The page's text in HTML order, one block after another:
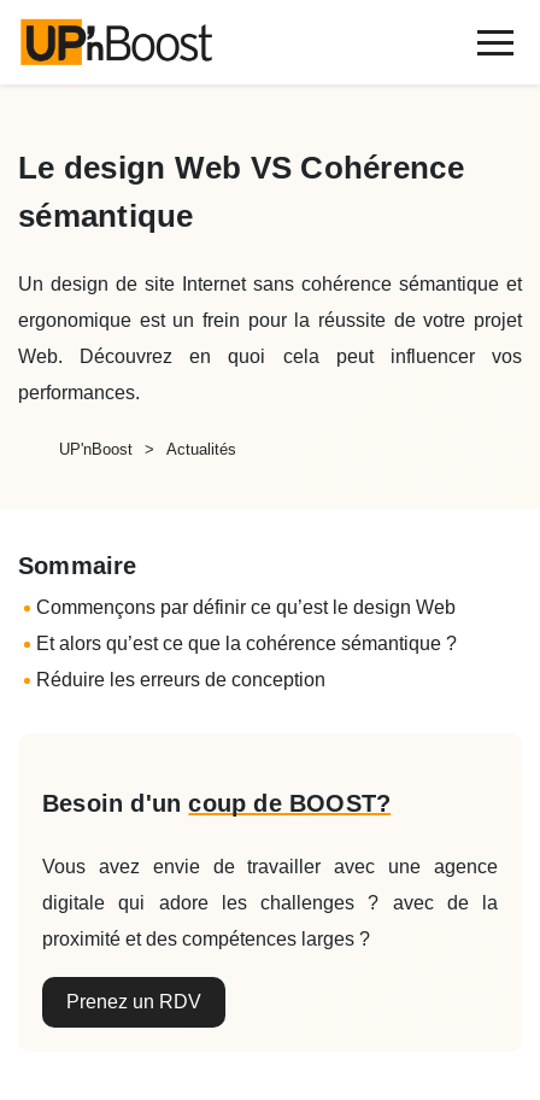
Le design Web VS Cohérence
sémantique
Un design de site Internet sans cohérence sémantique et
ergonomique est un frein pour la réussite de votre projet
Web. Découvrez en quoi cela peut influencer vos
performances.
UP'nBoost Actualités
Sommaire
Commençons par définir ce qu’est le design Web
Et alors qu’est ce que la cohérence sémantique ?
Réduire les erreurs de conception
Besoin d'uncoup de BOOST?
Vous avez envie de travailler avec une agence
digitale qui adore les challenges ? avec de la
proximité et des compétences larges ?
Prenez un RDV